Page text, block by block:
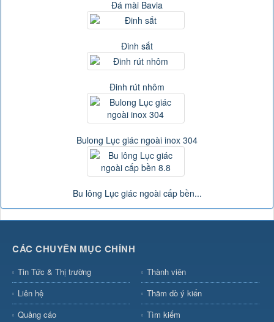
Đá mài Bavia
Đinh sắt
Đinh rút nhôm
Bulong Lục giác ngoài inox 304
Bu lông Lục giác ngoài cấp bền...
CÁC CHUYÊN MỤC CHÍNH
Tin Tức & Thị trường
Thành viên
Liên hệ
Thăm dò ý kiến
Quảng cáo
Tìm kiếm